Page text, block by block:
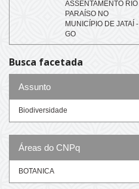
ASSENTAMENTO RIO
PARAÍSO NO
MUNICÍPIO DE JATAÍ -
GO
Busca facetada
Assunto
Biodiversidade
Áreas do CNPq
BOTANICA